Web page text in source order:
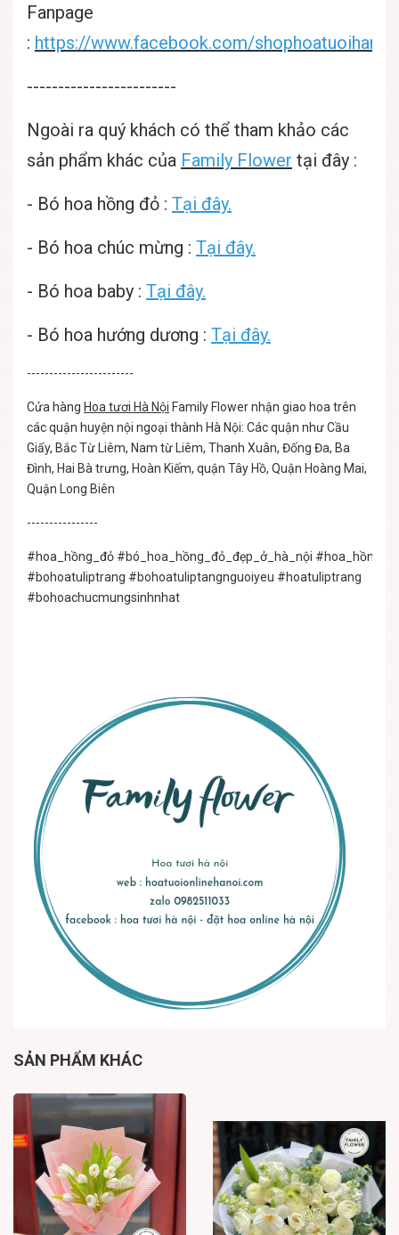
Fanpage
: https://www.facebook.com/
------------------------
Ngoài ra quý khách có thể tham khảo các
sản phẩm khác của Family Flower tại đây :
- Bó hoa hồng đỏ : Tại đây.
- Bó hoa chúc mừng : Tại đây.
- Bó hoa baby : Tại đây.
- Bó hoa hướng dương : Tại đây.
------------------------
Cửa hàng Hoa tươi Hà Nội Family Flower nhận giao hoa trên
các quận huyện nội ngoại thành Hà Nội: Các quận như Cầu
Giấy, Bắc Từ Liêm, Nam từ Liêm, Thanh Xuân, Đống Đa, Ba
Đình, Hai Bà trưng, Hoàn Kiếm, quận Tây Hồ, Quận Hoàng Mai,
Quận Long Biên
----------------
#hoa_hồng_đỏ #bó_hoa_hồng_đỏ_đẹp_ở_hà_nội
#bohoatuliptrang #bohoatuliptangnguoiyeu #hoatuliptrang
#bohoachucmungsinhnhat
SẢN PHẨM KHÁC